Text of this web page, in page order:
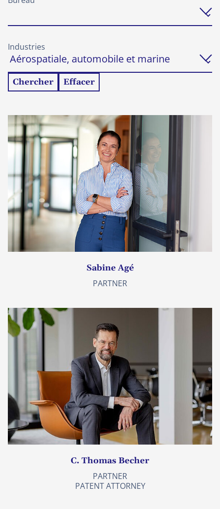
Industries
Chercher Effacer
Sabine Agé
PARTNER
C. Thomas Becher
PARTNER
PATENT ATTORNEY